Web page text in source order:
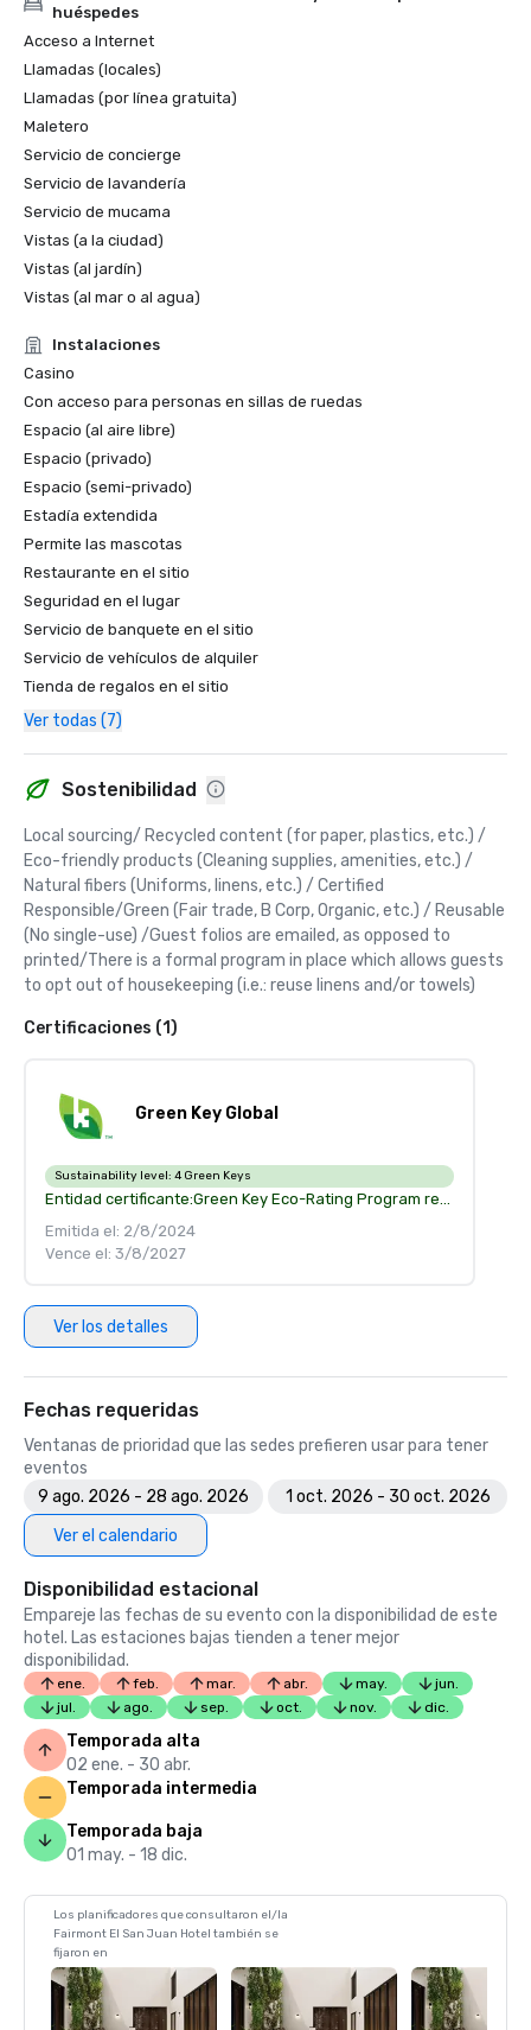
huéspedes
Acceso a Internet
Llamadas (locales)
Llamadas (por línea gratuita)
Maletero
Servicio de concierge
Servicio de lavandería
Servicio de mucama
Vistas (a la ciudad)
Vistas (al jardín)
Vistas (al mar o al agua)
Instalaciones
Casino
Con acceso para personas en sillas de ruedas
Espacio (al aire libre)
Espacio (privado)
Espacio (semi-privado)
Estadía extendida
Permite las mascotas
Restaurante en el sitio
Seguridad en el lugar
Servicio de banquete en el sitio
Servicio de vehículos de alquiler
Tienda de regalos en el sitio
Ver todas (7)
Sostenibilidad
Local sourcing/ Recycled content (for paper, plastics, etc.) /
Eco-friendly products (Cleaning supplies, amenities, etc.) /
Natural fibers (Uniforms, linens, etc.) / Certified
Responsible/Green (Fair trade, B Corp, Organic, etc.) / Reusable
(No single-use) /Guest folios are emailed, as opposed to
printed/There is a formal program in place which allows guests
to opt out of housekeeping (i.e.: reuse linens and/or towels)
Certificaciones (1)
Green Key Global
Sustainability level: 4 Green Keys
Entidad certificante:
Green Key Eco-Rating Program recognize your accomplishment in environment management and corporate social responsability
Emitida el: 2/8/2024
Vence el: 3/8/2027
Ver los detalles
Fechas requeridas
Ventanas de prioridad que las sedes prefieren usar para tener
eventos
9 ago. 2026 - 28 ago. 2026
1 oct. 2026 - 30 oct. 2026
Ver el calendario
Disponibilidad estacional
Empareje las fechas de su evento con la disponibilidad de este
hotel. Las estaciones bajas tienden a tener mejor
disponibilidad.
ene. feb. mar. abr. may.
jun.
jul.
ago. sep. oct. nov. dic.
Temporada alta
02 ene. - 30 abr.
Temporada intermedia
Temporada baja
01 may. - 18 dic.
Los planificadores que consultaron el/la
Fairmont El San Juan Hotel también se
fijaron en